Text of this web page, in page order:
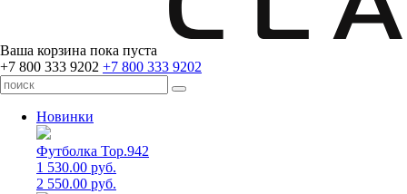
Ваша корзина пока пуста
+7 800 333 9202 +7 800 333 9202
Новинки
Футболка Top.942
1 530.00 руб.
2 550.00 руб.